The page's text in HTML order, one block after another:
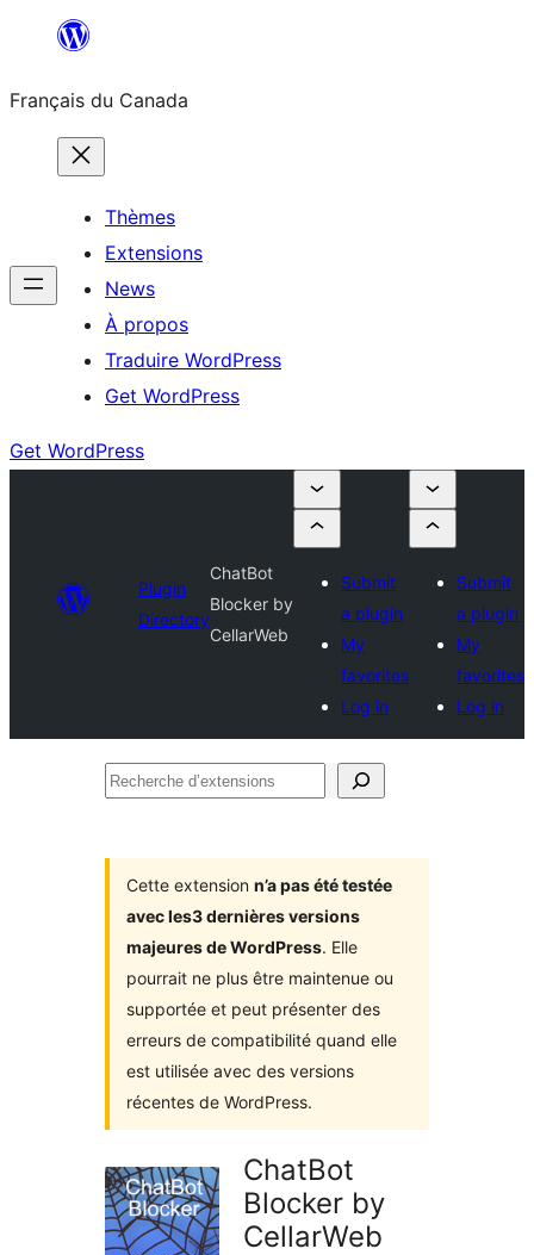
contenu
Français du Canada
Thèmes
Extensions
News
À propos
Traduire WordPress
Get WordPress
Get WordPress
Plugin
Directory
ChatBot
Blocker by
CellarWeb
Submit
a plugin
My
favorites
Log in
Submit
a plugin
My
favorites
Log in
Recherche
Cette extension n’a pas été testée
avec les3 dernières versions
majeures de WordPress. Elle
pourrait ne plus être maintenue ou
supportée et peut présenter des
erreurs de compatibilité quand elle
est utilisée avec des versions
récentes de WordPress.
ChatBot
Blocker by
CellarWeb